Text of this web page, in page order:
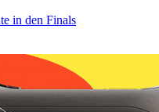
in den Finals